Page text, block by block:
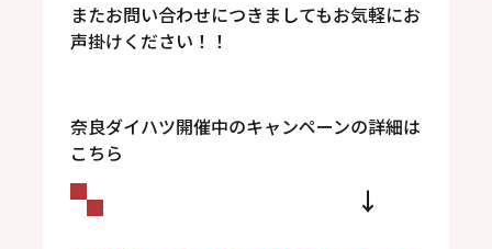
またお問い合わせにつきましてもお気軽にお
声掛けください！！
奈良ダイハツ開催中のキャンペーンの詳細は
こちら
↓